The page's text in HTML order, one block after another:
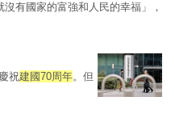
有國家的富強和人民的幸福」，
祝建國70周年。但